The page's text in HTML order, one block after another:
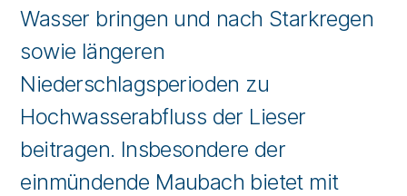
Wasser bringen und nach Starkregen
sowie längeren
Niederschlagsperioden zu
Hochwasserabfluss der Lieser
beitragen. Insbesondere der
einmündende Maubach bietet mit